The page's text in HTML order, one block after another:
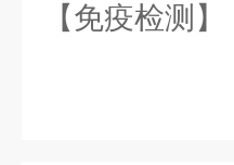
【免疫检测